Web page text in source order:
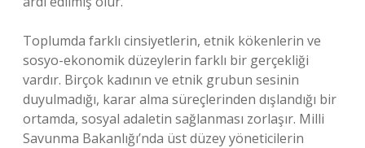
Toplumda farklı cinsiyetlerin, etnik kökenlerin ve
sosyo-ekonomik düzeylerin farklı bir gerçekliği
vardır. Birçok kadının ve etnik grubun sesinin
duyulmadığı, karar alma süreçlerinden dışlandığı bir
ortamda, sosyal adaletin sağlanması zorlaşır. Milli
Savunma Bakanlığı’nda üst düzey yöneticilerin